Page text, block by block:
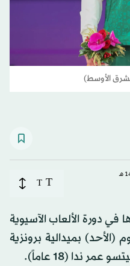
الأوسط)
T
T
في دورة الألعاب الآسيوية
(الأحد) بميدالية برونزية
ندا (18 عاماً).